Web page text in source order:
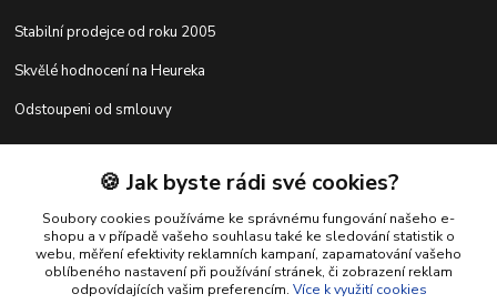
Stabilní prodejce od roku 2005
Skvělé hodnocení na Heureka
Odstoupeni od smlouvy
Kontakty
shop@racing-tuning-shop.cz
🍪 Jak byste rádi své cookies?
Soubory cookies používáme ke správnému fungování našeho e-
shopu a v případě vašeho souhlasu také ke sledování statistik o
webu, měření efektivity reklamních kampaní, zapamatování vašeho
oblíbeného nastavení při používání stránek, či zobrazení reklam
odpovídajících vašim preferencím. Více k využití cookies